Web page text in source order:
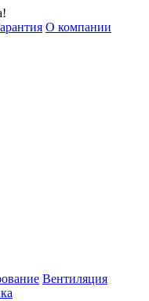
О компании
Вентиляция